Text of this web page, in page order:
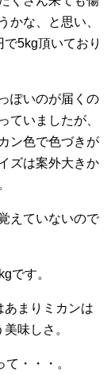
かな、と思い、
で5kg頂いており
ぽいのが届くの
ていましたが、
ン色で色づきが
ズは案外大きか
えていないので
です。
あまりミカンは
味しさ。
て・・・。